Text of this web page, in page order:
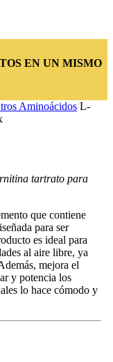
EN UN MISMO
Aminoácidos/L-
tartrato para
que contiene
para ser
es ideal para
al aire libre, ya
mejora el
y potencia los
lo hace cómodo y